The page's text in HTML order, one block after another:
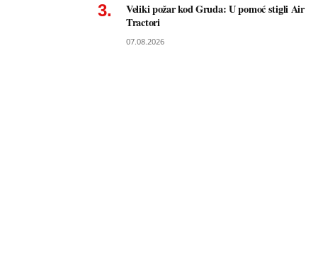
Veliki požar kod Gruda: U pomoć stigli Air
Tractori
07.08.2026